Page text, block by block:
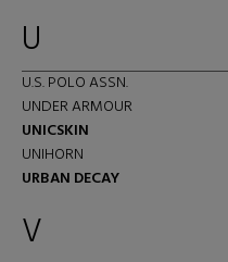
U
U.S. POLO ASSN.
UNDER ARMOUR
UNICSKIN
UNIHORN
URBAN DECAY
V